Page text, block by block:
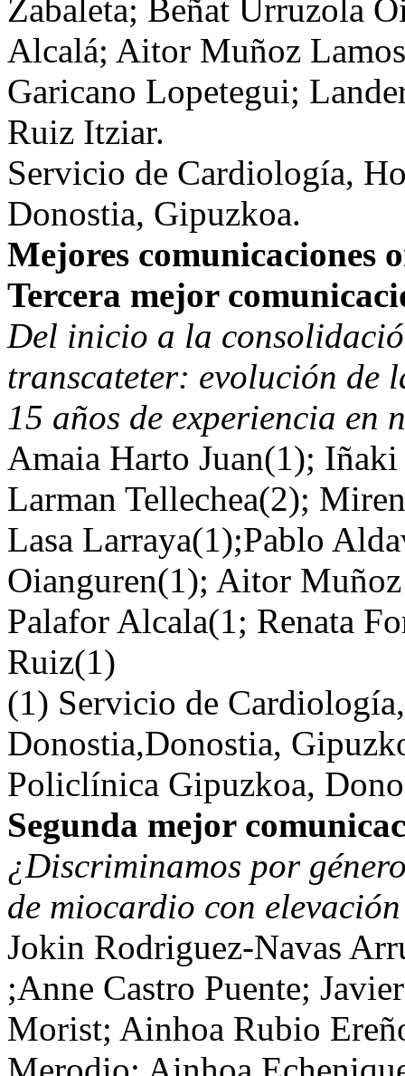
Zabaleta; Beñat Urruzola
Alcalá; Aitor Muñoz
Garicano Lopetegui;
Ruiz Itziar.
Servicio de Cardiología,
Donostia, Gipuzkoa.
Mejores comunicaciones
Tercera mejor
Del inicio a la
transcateter: evolución de
15 años de experiencia en
Amaia Harto Juan(1);
Larman Tellechea(2);
Lasa Larraya(1);Pablo
Oianguren(1); Aitor Muñoz
Palafor Alcala(1; Renata
Ruiz(1)
(1) Servicio de
Donostia,Donostia,
Policlínica Gipuzkoa,
Segunda mejor
¿Discriminamos por
de miocardio con
Jokin Rodriguez-Navas
;Anne Castro Puente;
Morist; Ainhoa Rubio